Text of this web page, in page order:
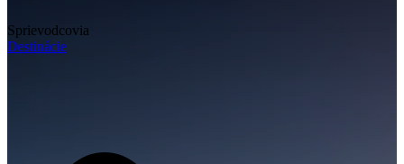
Sprievodcovia
Destinácie